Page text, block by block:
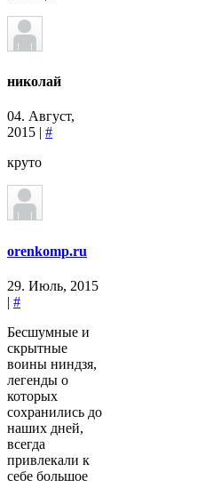
николай
04. Август,
2015 | #
круто
orenkomp.ru
29. Июль, 2015
| #
Бесшумные и
скрытные
воины ниндзя,
легенды о
которых
сохранились до
наших дней,
всегда
привлекали к
себе большое